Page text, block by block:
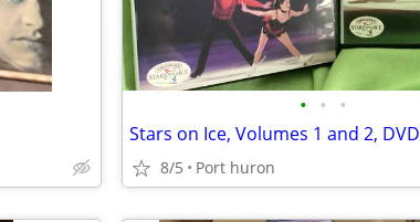
• • •
Stars on Ice, Volumes 1 and 2, DVD
8/5 Port huron